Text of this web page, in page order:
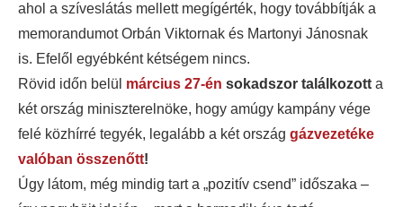
ahol a szíveslátás mellett megígérték, hogy továbbítják a
memorandumot Orbán Viktornak és Martonyi Jánosnak
is. Efelől egyébként kétségem nincs.
Rövid időn belül március 27-én sokadszor találkozott a
két ország miniszterelnöke, hogy amúgy kampány vége
felé közhírré tegyék, legalább a két ország gázvezetéke
valóban összenőtt!
Úgy látom, még mindig tart a „pozitív csend” időszaka –